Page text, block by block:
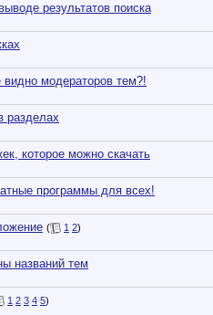
результатов поиска
видно модераторов тем?!
разделах
которое можно скачать
программы для всех!
( 1 2)
названий тем
1 2 3 4 5)